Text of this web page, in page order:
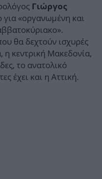
Γιώργος
για «οργανωμένη και
θα δεχτούν ισχυρές
η κεντρική Μακεδονία,
το ανατολικό
έχει και η Αττική.